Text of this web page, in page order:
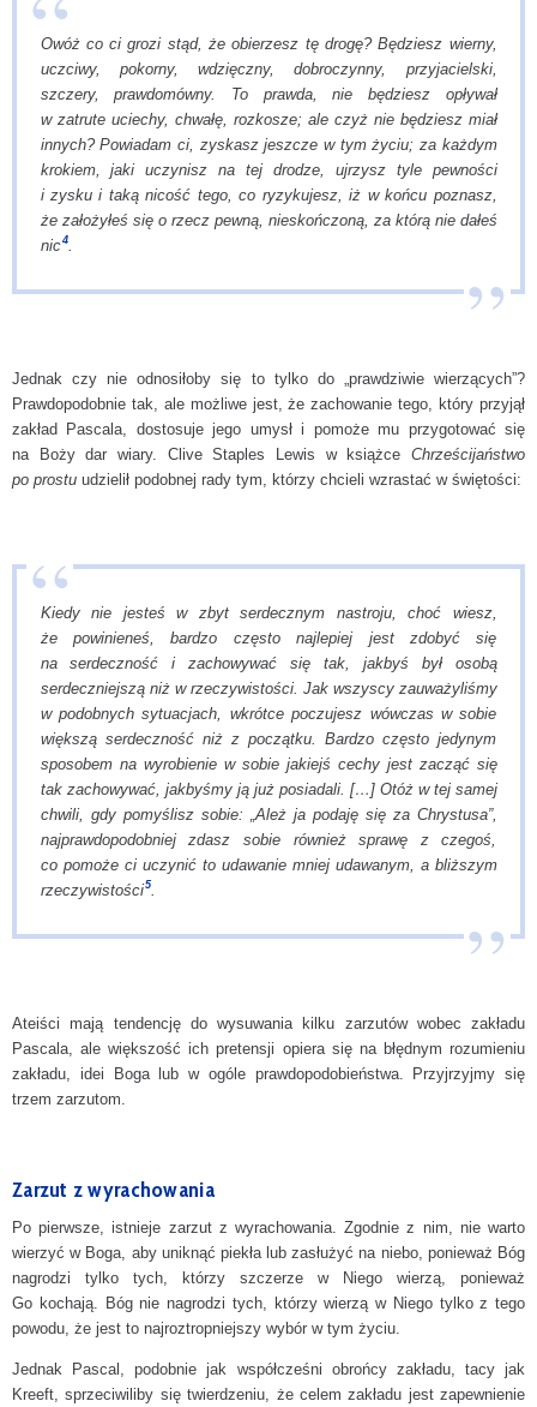
Owóż co ci grozi stąd, że obierzesz tę drogę? Będziesz wierny,
uczciwy, pokorny, wdzięczny, dobroczynny, przyjacielski,
szczery, prawdomówny. To prawda, nie będziesz opływał
w zatrute uciechy, chwałę, rozkosze; ale czyż nie będziesz miał
innych? Powiadam ci, zyskasz jeszcze w tym życiu; za każdym
krokiem, jaki uczynisz na tej drodze, ujrzysz tyle pewności
i zysku i taką nicość tego, co ryzykujesz, iż w końcu poznasz,
że założyłeś się o rzecz pewną, nieskończoną, za którą nie dałeś
nic4
Jednak czy nie odnosiłoby się to tylko do „prawdziwie wierzących”?
Prawdopodobnie tak, ale możliwe jest, że zachowanie tego, który przyjął
zakład Pascala, dostosuje jego umysł i pomoże mu przygotować się
na Boży dar wiary. Clive Staples Lewis w książce Chrześcijaństwo
po prostu udzielił podobnej rady tym, którzy chcieli wzrastać w świętości:
Kiedy nie jesteś w zbyt serdecznym nastroju, choć wiesz,
że powinieneś, bardzo często najlepiej jest zdobyć się
na serdeczność i zachowywać się tak, jakbyś był osobą
serdeczniejszą niż w rzeczywistości. Jak wszyscy zauważyliśmy
w podobnych sytuacjach, wkrótce poczujesz wówczas w sobie
większą serdeczność niż z początku. Bardzo często jedynym
sposobem na wyrobienie w sobie jakiejś cechy jest zacząć się
tak zachowywać, jakbyśmy ją już posiadali. […] Otóż w tej samej
chwili, gdy pomyślisz sobie: „Ależ ja podaję się za Chrystusa”,
najprawdopodobniej zdasz sobie również sprawę z czegoś,
co pomoże ci uczynić to udawanie mniej udawanym, a bliższym
rzeczywistości5
Ateiści mają tendencję do wysuwania kilku zarzutów wobec zakładu
Pascala, ale większość ich pretensji opiera się na błędnym rozumieniu
zakładu, idei Boga lub w ogóle prawdopodobieństwa. Przyjrzyjmy się
trzem zarzutom.
Zarzut z wyrachowania
Po pierwsze, istnieje zarzut z wyrachowania. Zgodnie z nim, nie warto
wierzyć w Boga, aby uniknąć piekła lub zasłużyć na niebo, ponieważ Bóg
nagrodzi tylko tych, którzy szczerze w Niego wierzą, ponieważ
Go kochają. Bóg nie nagrodzi tych, którzy wierzą w Niego tylko z tego
powodu, że jest to najroztropniejszy wybór w tym życiu.
Jednak Pascal, podobnie jak współcześni obrońcy zakładu, tacy jak
Kreeft, sprzeciwiliby się twierdzeniu, że celem zakładu jest zapewnienie